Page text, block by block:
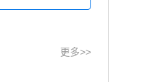
更多>>